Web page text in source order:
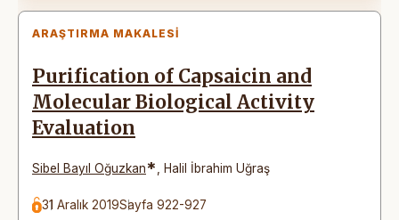
ARAŞTIRMA MAKALESI
Purification of Capsaicin and
Molecular Biological Activity
Evaluation
Sibel Bayıl Oğuzkan* Halil İbrahim Uğraş
31 Aralık 2019Sayfa 922-927